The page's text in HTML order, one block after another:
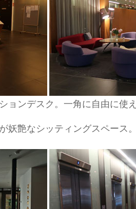
ョンデスク。一角に自由に使
妖艶なシッティングスペース